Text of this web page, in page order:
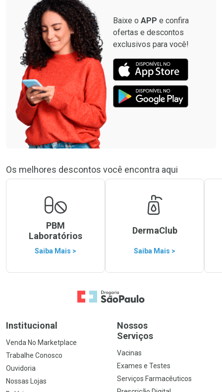
Baixe o APP e confira
ofertas e descontos
exclusivos para você!
Os melhores descontos você encontra aqui
PBM
Laboratórios
Saiba Mais >
DermaClub
Saiba Mais >
Ir para a Home
Institucional
Venda No Marketplace
Trabalhe Conosco
Ouvidoria
Nossas Lojas
Nossos
Serviços
Vacinas
Exames e Testes
Serviços Farmacêuticos